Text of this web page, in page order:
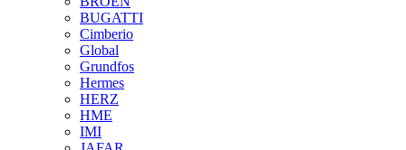
BUGATTI
Cimberio
Global
Grundfos
Hermes
HERZ
HME
IMI